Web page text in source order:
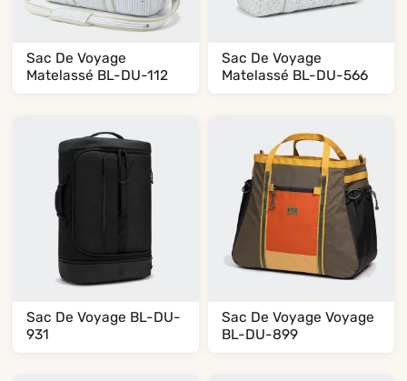
Sac De Voyage
Matelassé BL-DU-112
Sac De Voyage
Matelassé BL-DU-566
Sac De Voyage BL-DU-
931
Sac De Voyage Voyage
BL-DU-899